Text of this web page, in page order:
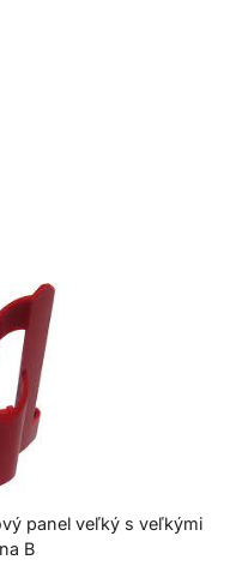
panel veľký s veľkými
B